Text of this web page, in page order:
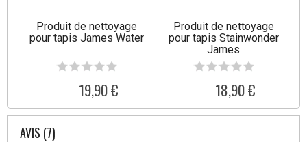
Produit de nettoyage
pour tapis James Water
19,90 €
Produit de nettoyage
pour tapis Stainwonder
James
18,90 €
AVIS (7)